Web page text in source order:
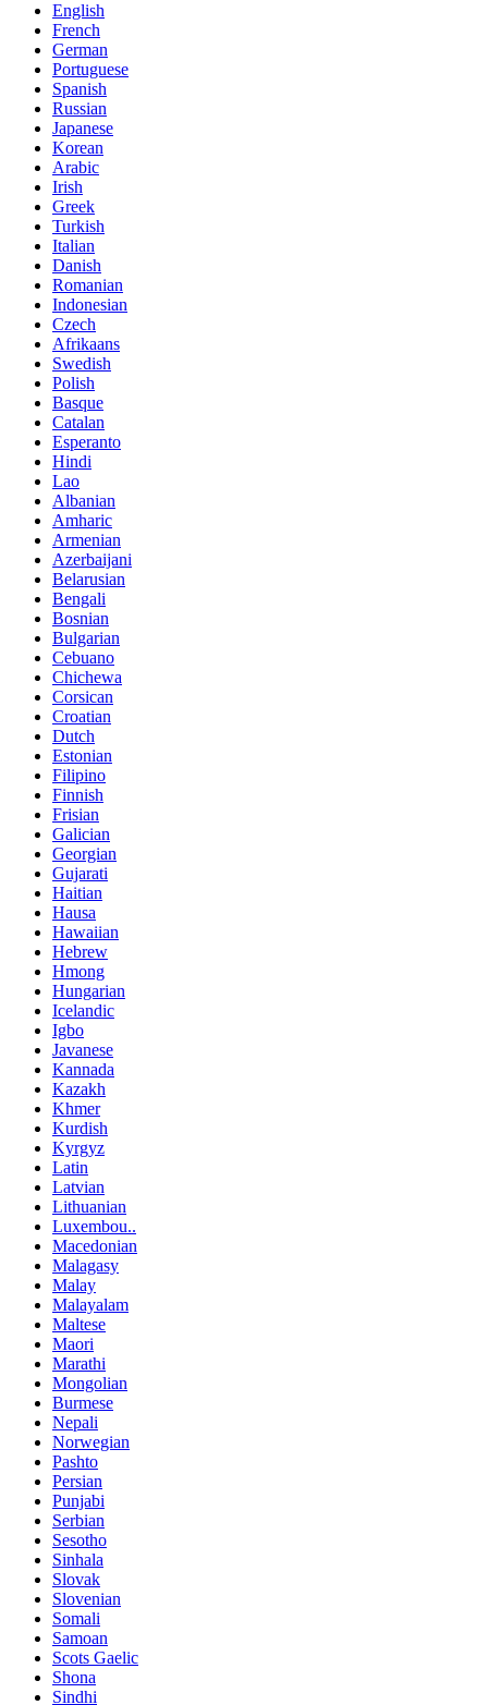
English
French
German
Portuguese
Spanish
Russian
Japanese
Korean
Arabic
Irish
Greek
Turkish
Italian
Danish
Romanian
Indonesian
Czech
Afrikaans
Swedish
Polish
Basque
Catalan
Esperanto
Hindi
Lao
Albanian
Amharic
Armenian
Azerbaijani
Belarusian
Bengali
Bosnian
Bulgarian
Cebuano
Chichewa
Corsican
Croatian
Dutch
Estonian
Filipino
Finnish
Frisian
Galician
Georgian
Gujarati
Haitian
Hausa
Hawaiian
Hebrew
Hmong
Hungarian
Icelandic
Igbo
Javanese
Kannada
Kazakh
Khmer
Kurdish
Kyrgyz
Latin
Latvian
Lithuanian
Luxembou..
Macedonian
Malagasy
Malay
Malayalam
Maltese
Maori
Marathi
Mongolian
Burmese
Nepali
Norwegian
Pashto
Persian
Punjabi
Serbian
Sesotho
Sinhala
Slovak
Slovenian
Somali
Samoan
Scots Gaelic
Shona
Sindhi